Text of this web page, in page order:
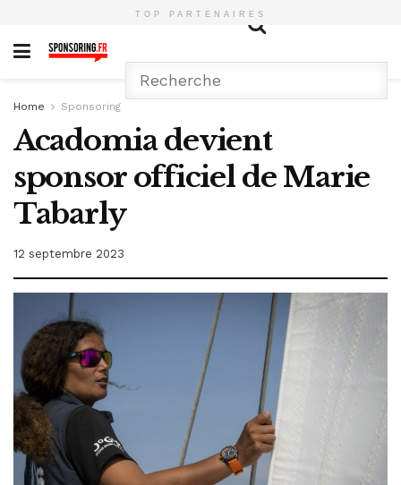
TOP PARTENAIRES
Home Sponsoring
Acadomia devient
sponsor officiel de Marie
Tabarly
12 septembre 2023